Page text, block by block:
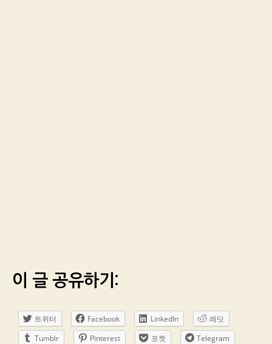
이 글 공유하기:
트위터 Facebook LinkedIn
레딧
Tumblr
Pinterest 포켓
Telegram